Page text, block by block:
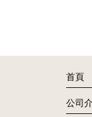
首頁
公司